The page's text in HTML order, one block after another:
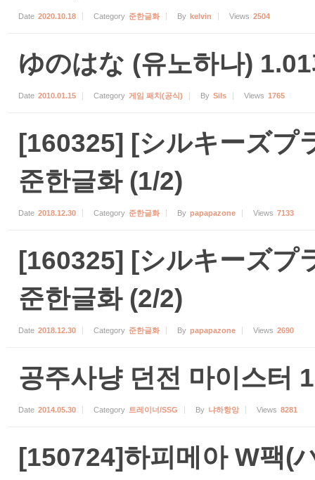
Date 2020.10.18 Category 준한글화 By kelvin Views 2504
ゆのはな (유노하나)
Date 2010.01.15 Category 게임 패치(공식) By Sils Views 1765
[160325] [シルキーズプ
준한글화 (1/2)
Date 2018.12.30 Category 준한글화 By papapazone Views 7133
[160325] [シルキーズプ
준한글화 (2/2)
Date 2018.12.30 Category 준한글화 By papapazone Views 2690
공주사냥 던전 마이스터
Date 2014.05.30 Category 트레이너/SSG By 냐하항앙 Views 8281
[150724]하피메아 W팩(